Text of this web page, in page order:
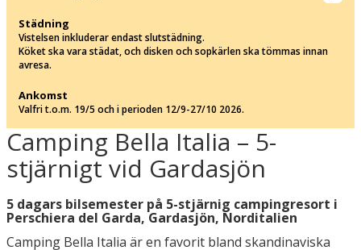
Camping Bella Italia – 5-
stjärnigt vid Gardasjön
5 dagars bilsemester på 5-stjärnig campingresort i
Perschiera del Garda, Gardasjön, Norditalien
Camping Bella Italia är en favorit bland skandinaviska
Städning
Vistelsen inkluderar endast slutstädning.
Köket ska vara städat, och disken och sopkärlen ska tömmas innan
avresa.
Ankomst
Valfri t.o.m. 19/5 och i perioden 12/9-27/10 2026.